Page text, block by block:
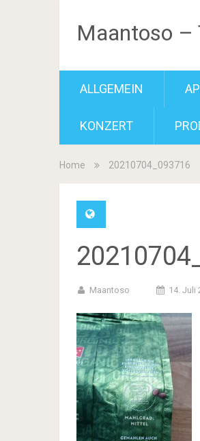
Maantoso –
ALLGEMEIN
KONZERT
Home 20210704_093716
Maantoso 14. Juli